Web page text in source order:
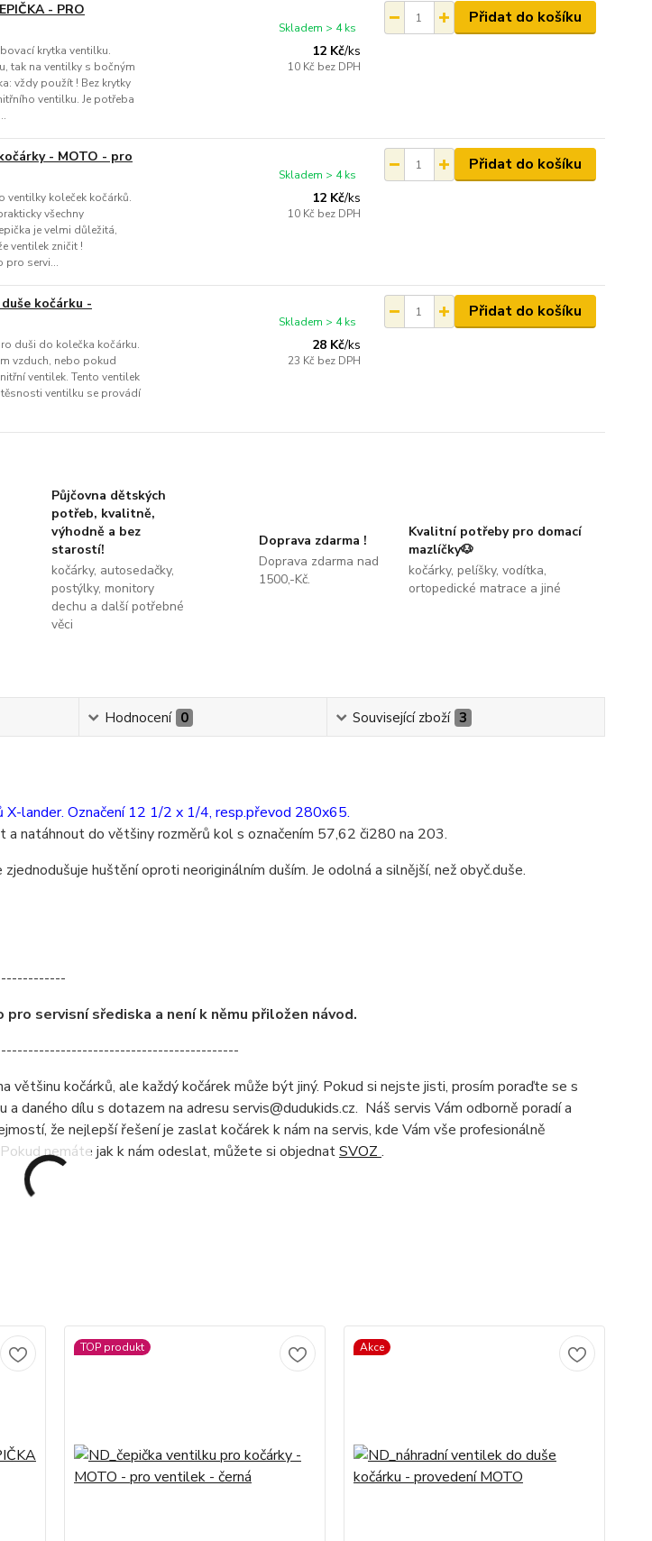
- PRO
krytka ventilku.
tak na ventilky s bočným
vždy použít ! Bez krytky
ventilku. Je potřeba
12 Kč/ks
10 Kč bez DPH
Skladem > 4 ks
Přidat do košíku
- MOTO - pro
ventilky koleček kočárků.
všechny
je velmi důležitá,
ventilek zničit !
pro servi...
12 Kč/ks
10 Kč bez DPH
Skladem > 4 ks
Přidat do košíku
kočárku -
duši do kolečka kočárku.
vzduch, nebo pokud
ventilek. Tento ventilek
ventilku se provádí
28 Kč/ks
23 Kč bez DPH
Skladem > 4 ks
Přidat do košíku
Půjčovna dětských
potřeb, kvalitně,
výhodně a bez
starostí!
kočárky, autosedačky,
postýlky, monitory
dechu a další potřebné
věci
Doprava zdarma !
Doprava zdarma nad
1500,-Kč.
Kvalitní potřeby pro domací
mazlíčky🐶
kočárky, pelíšky, vodítka,
ortopedické matrace a jiné
Hodnocení 0 Související zboží 3
X-lander. Označení 12 1/2 x 1/4, resp.převod 280x65.
natáhnout do většiny rozměrů kol s označením 57,62 či280 na 203.
huštění oproti neoriginálním duším. Je odolná a silnější, než obyč.duše.
servisní sřediska a není k němu přiložen návod.
většinu kočárků, ale každý kočárek může být jiný. Pokud si nejste jisti, prosím poraďte se s
daného dílu s dotazem na adresu servis@dudukids.cz. Náš servis Vám odborně poradí a
že nejlepší řešení je zaslat kočárek k nám na servis, kde Vám vše profesionálně
nemáte jak k nám odeslat, můžete si objednatSVOZ .
TOP produkt Akce